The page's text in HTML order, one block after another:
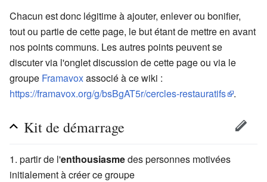
Chacun est donc légitime à ajouter, enlever ou bonifier,
tout ou partie de cette page, le but étant de mettre en avant
nos points communs. Les autres points peuvent se
discuter via l'onglet discussion de cette page ou via le
groupe Framavoxassocié à ce wiki :
https://framavox.org/g/bsBgAT5r/cercles-restauratifs
.
Kit de démarrage
partir de l'enthousiasmedes personnes motivées
initialement à créer ce groupe